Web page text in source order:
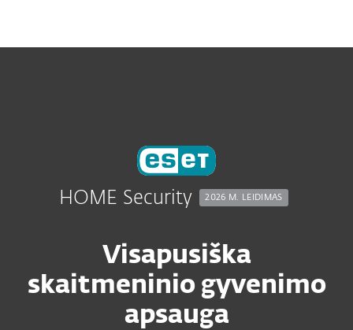
HOME Security 2026 M. LEIDIMAS
Visapusiška
skaitmeninio gyvenimo
apsauga